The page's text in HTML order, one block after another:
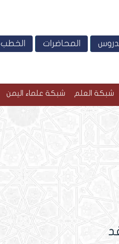
المحاضرات الخطب
شبكة العلم شبكة علماء اليمن